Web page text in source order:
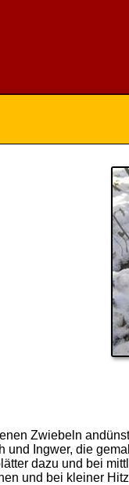
Zwiebeln
Ingwer, die
dazu und bei
und bei kleiner